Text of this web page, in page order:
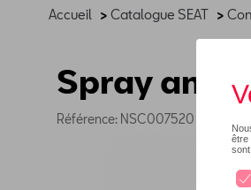
Accueil > Catalogue SEAT >
Spray anti-
Référence: NSC007520